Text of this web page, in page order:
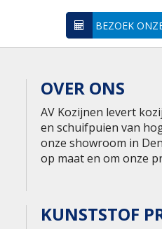
BEZOEK
OVER ONS
AV Kozijnen levert
en schuifpuien van
onze showroom in
op maat en om onze
KUNSTSTOF